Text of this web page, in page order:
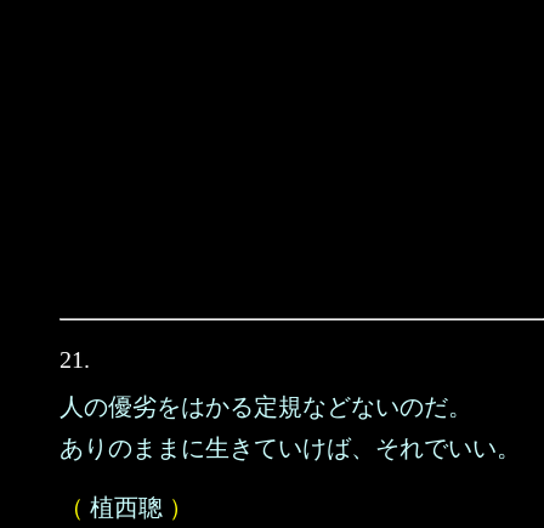
21.
人の優劣をはかる定規などないのだ。
ありのままに生きていけば、それでいい。
（ 植西聰 ）